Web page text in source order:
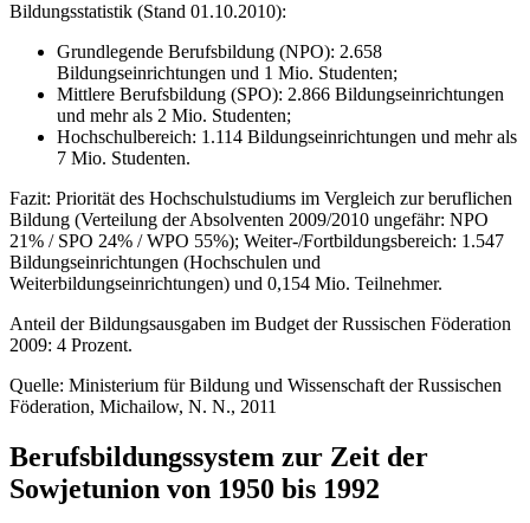
Bildungsstatistik (Stand 01.10.2010):
Grundlegende Berufsbildung (NPO): 2.658
Bildungseinrichtungen und 1 Mio. Studenten;
Mittlere Berufsbildung (SPO): 2.866 Bildungseinrichtungen
und mehr als 2 Mio. Studenten;
Hochschulbereich: 1.114 Bildungseinrichtungen und mehr als
7 Mio. Studenten.
Fazit: Priorität des Hochschulstudiums im Vergleich zur beruflichen
Bildung (Verteilung der Absolventen 2009/2010 ungefähr: NPO
21% / SPO 24% / WPO 55%); Weiter-/Fortbildungsbereich: 1.547
Bildungseinrichtungen (Hochschulen und
Weiterbildungseinrichtungen) und 0,154 Mio. Teilnehmer.
Anteil der Bildungsausgaben im Budget der Russischen Föderation
2009: 4 Prozent.
Quelle: Ministerium für Bildung und Wissenschaft der Russischen
Föderation, Michailow, N. N., 2011
Berufsbildungssystem zur Zeit der
Sowjetunion von 1950 bis 1992